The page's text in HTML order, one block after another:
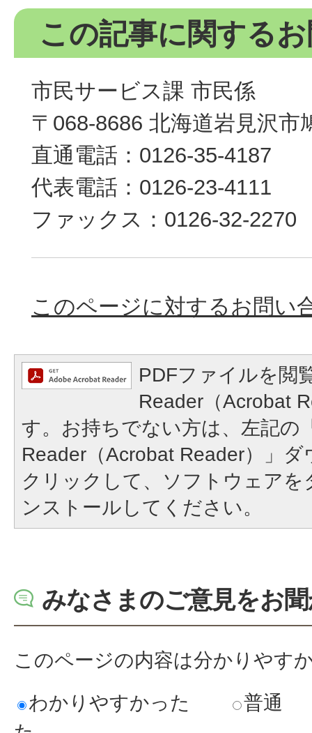
この記事に関する
市民サービス課 市民係
〒068-8686 北海道岩見沢市
直通電話：0126-35-4187
代表電話：0126-23-4111
ファックス：0126-32-2270
このページに対するお問い
PDFファイルを閲
Reader（Acrobat
す。お持ちでない方は、左記の
Reader（Acrobat Reader）」
クリックして、ソフトウェア
ンストールしてください。
みなさまのご意見をお
このページの内容は分かりやす
わかりやすかった
普通